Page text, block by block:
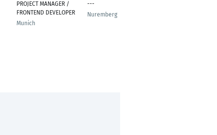
PROJECT MANAGER /
FRONTEND DEVELOPER
Munich
---
Nuremberg